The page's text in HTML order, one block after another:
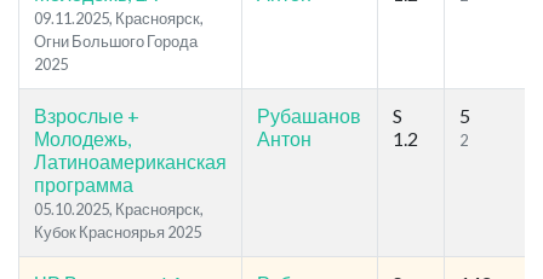
09.11.2025, Красноярск,
Огни Большого Города
2025
Взрослые +
Молодежь,
Латиноамериканская
программа
05.10.2025, Красноярск,
Кубок Красноярья 2025
Рубашанов
Антон
S
1.2
5
2